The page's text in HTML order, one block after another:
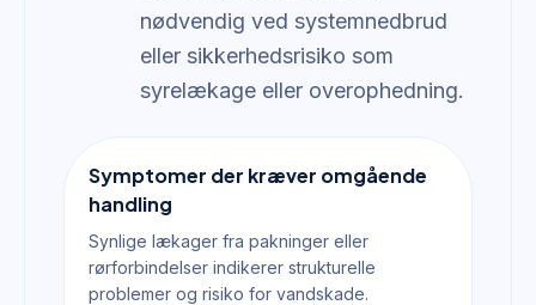
nødvendig ved systemnedbrud
eller sikkerhedsrisiko som
syrelækage eller overophedning.
Symptomer der kræver omgående
handling
Synlige lækager fra pakninger eller
rørforbindelser indikerer strukturelle
problemer og risiko for vandskade.